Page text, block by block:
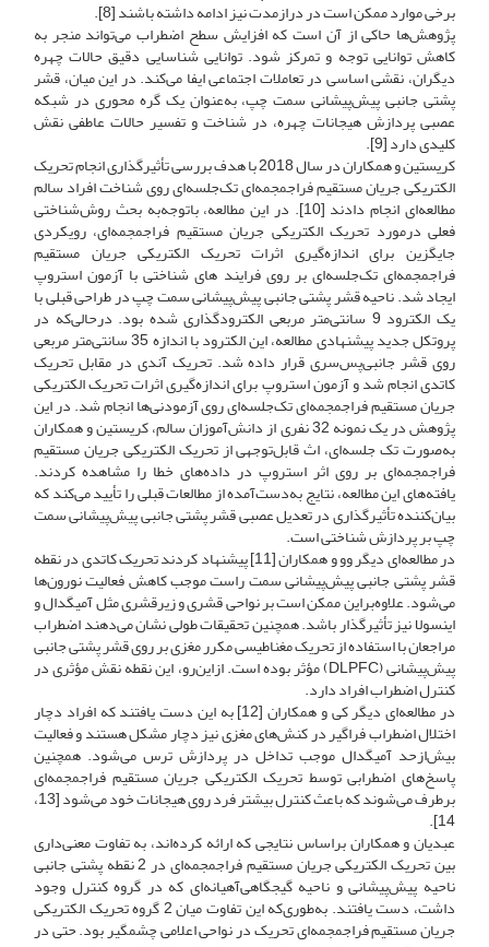
برخی موارد ممکن است در درازمدت نیز ادامه داشته باشند [8].
پژوهش‌ها حاکی از آن است که افزایش سطح اضطراب می‌تواند منجر به
کاهش توانایی توجه و تمرکز شود. توانایی شناسایی دقیق حالات چهره
دیگران، نقشی اساسی در تعاملات اجتماعی ایفا می‌کند. در این میان، قشر
پشتی جانبی پیش‌پیشانی سمت چپ، به‌عنوان یک گره محوری در شبکه
عصبی پردازش هیجانات چهره، در شناخت و تفسیر حالات عاطفی نقش
کلیدی دارد [9].
کریستین و همکاران در سال 2018 با هدف بررسی تأثیرگذاری انجام تحریک
الکتریکی جریان مستقیم فراجمجمه‌ای تک‌جلسه‌ای روی شناخت افراد سالم
مطالعه‌ای انجام دادند [10]. در این مطالعه، با‌توجه‌به بحث روش‌شناختی
فعلی در‌مورد تحریک الکتریکی جریان مستقیم فراجمجمه‌ای، رویکردی
جایگزین برای اندازه‌گیری اثرات تحریک الکتریکی جریان مستقیم
فراجمجمه‌ای تک‌جلسه‌ای بر روی فرایند های شناختی با آزمون استروپ
ایجاد شد. ناحیه قشر پشتی جانبی پیش‌پیشانی سمت چپ در طراحی قبلی با
یک الکترود 9 سانتی‌متر مربعی الکترودگذاری شده بود. درحالی‌که در
پروتکل جدید پیشنهادی مطالعه، این الکترود با اندازه 35 سانتی‌متر مربعی
روی قشر جانبی‌پس‌سری قرار داده شد. تحریک آندی در مقابل تحریک
کاتدی انجام شد و آزمون استروپ برای اندازه‌گیری اثرات تحریک الکتریکی
جریان مستقیم فراجمجمه‌ای تک‌جلسه‌ای روی آزمودنی‌ها انجام شد. در این
پژوهش در یک نمونه 32 نفری از دانش‌آموزان سالم، کریستین و همکاران
به‌صورت تک جلسه‌ای، اث قابل‌توجهی از تحریک الکتریکی جریان مستقیم
فراجمجمه‌ای بر روی اثر استروپ در داده‌های خطا را مشاهده کردند.
یافته‌های این مطالعه، نتایج به‌دست‌آمده از مطالعات قبلی را تأیید می‌کند که
بیان‌کننده تأثیرگذاری در تعدیل عصبی قشر پشتی جانبی پیش‌پیشانی سمت
چپ بر پردازش شناختی است.
در مطالعه‌ای دیگر وو و همکاران [11] پیشنهاد کردند تحریک کاتدی در نقطه
قشر پشتی جانبی پیش‌پیشانی سمت راست موجب کاهش فعالیت نورون‌ها
می‌شود. علاوه‌بر‌این ممکن است بر نواحی قشری و زیرقشری مثل آمیگدال و
اینسولا نیز تأثیرگذار باشد. همچنین تحقیقات طولی نشان می‌دهند اضطراب
مراجعان با استفاده از تحریک مغناطیسی مکرر مغزی بر روی قشر پشتی جانبی
پیش‌پیشانی (DLPFC) مؤثر بوده است. از‌این‌رو، این نقطه نقش مؤثری در
کنترل اضطراب افراد دارد.
در مطالعه‌ای دیگر کی و همکاران [12] به این دست یافتند که افراد دچار
اختلال اضطراب فراگیر در کنش‌های مغزی نیز دچار مشکل هستند و فعالیت
بیش‌از‌حد آمیگدال موجب تداخل در پردازش ترس می‌شود. همچنین
پاسخ‌های اضطرابی توسط تحریک الکتریکی جریان مستقیم فراجمجمه‌ای‌
برطرف می‌شوند که باعث کنترل بیشتر فرد روی هیجانات خود می‌شود [13،
14].
عبدیان و همکاران بر‌اساس نتایجی که ارائه کرده‌اند، به تفاوت معنی‌داری
بین تحریک الکتریکی جریان مستقیم فراجمجمه‌ای در 2 نقطه پشتی جانبی
ناحیه پیش‌پیشانی و ناحیه گیجگاهی‌آهیانه‌ای که در گروه کنترل وجود
داشت، دست یافتند. به‌طوری‌که این تفاوت میان 2 گروه تحریک الکتریکی
جریان مستقیم فراجمجمه‌ای تحریک در نواحی اعلامی چشمگیر بود. حتی در